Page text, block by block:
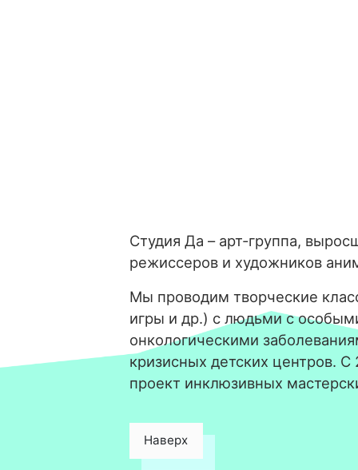
Студия Да – арт-группа,
режиссеров и художников
Мы проводим творческие
игры и др.) с людьми с
онкологическими
кризисных детских центров.
проект инклюзивных
Наверх